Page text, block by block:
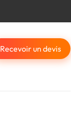
Recevoir un devis